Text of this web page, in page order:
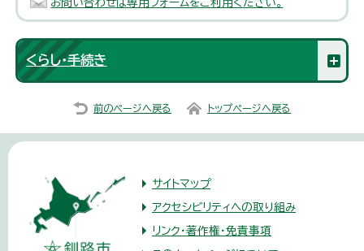
お問い合わせは専用フォームをご利用ください。
くらし・手続き
前のページへ戻る トップページへ戻る
サイトマップ
アクセシビリティへの取り組み
リンク・著作権・免責事項